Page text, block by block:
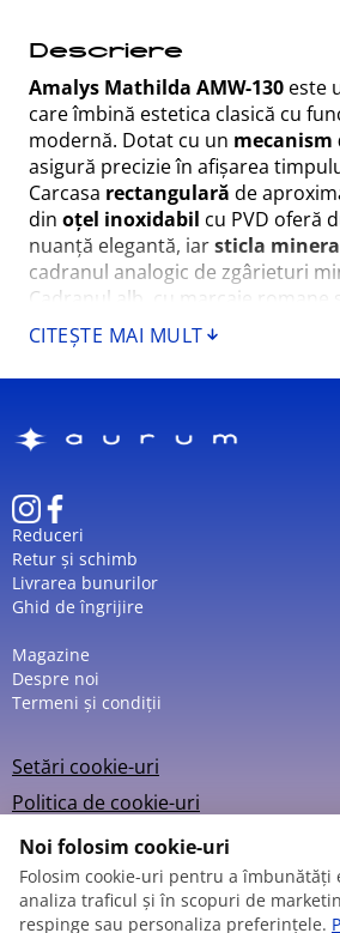
Descriere
Amalys Mathilda AMW-130 este
care îmbină estetica clasică cu
modernă. Dotat cu un mecanism
asigură precizie în afișarea
Carcasa rectangulară de
din oțel inoxidabil cu PVD oferă
nuanță elegantă, iarsticla
cadranul analogic de zgârieturi
Cadranul alb, cu marcaje romane
clare, este ușor de citit, iar
adaugă confort la purtare și un
nuanțele metalice.
protejat la contact ocazional cu
Designul său echilibrat îl face
office.
CITEȘTE MAI MULT
Reduceri
Retur și schimb
Livrarea bunurilor
Ghid de îngrijire
Magazine
Despre noi
Termeni și condiții
Setări cookie-uri
Politica de cookie-uri
© 2013 – 2026
Noi folosim cookie-uri
Folosim cookie-uri pentru a îmbunătăți
analiza traficul și în scopuri de
respinge sau personaliza preferințele.